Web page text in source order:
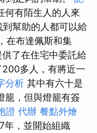
何有陌生人的人來
幫助的人都可以給
在布達佩斯和集
了在住宅中委託給
200多人，有將近一
分析 其中有六十是
籠，但與燈籠有簽
證 代辦 餐點外燴
年，並開始組織